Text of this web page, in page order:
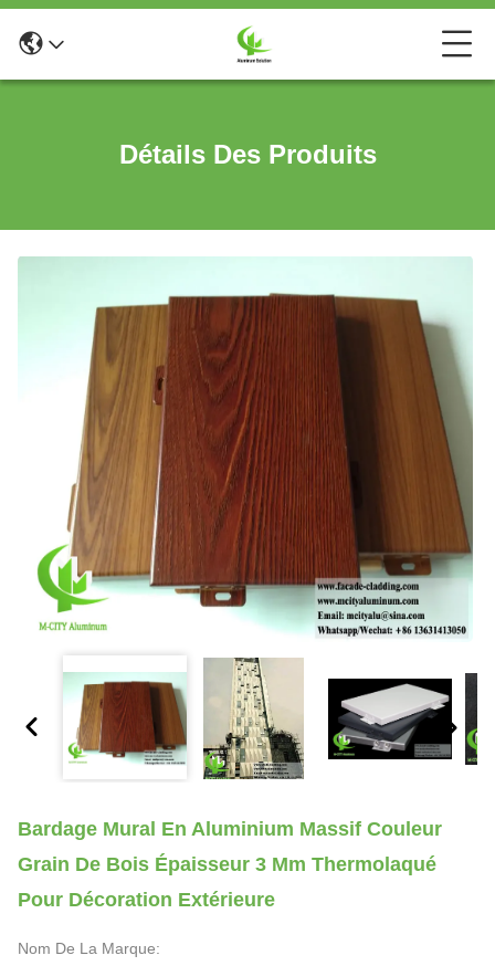
Détails Des Produits
Bardage Mural En Aluminium Massif Couleur
Grain De Bois Épaisseur 3 Mm Thermolaqué
Pour Décoration Extérieure
Nom De La Marque: